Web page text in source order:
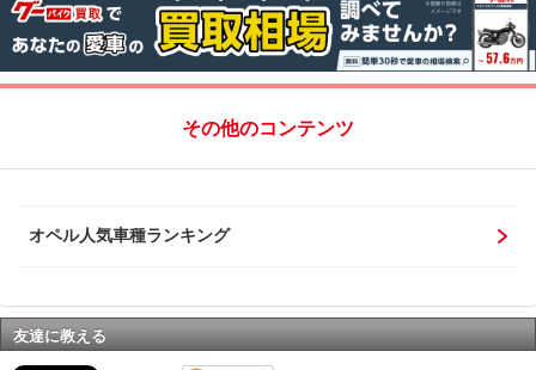
その他のコンテンツ
オペル人気車種ランキング
友達に教える